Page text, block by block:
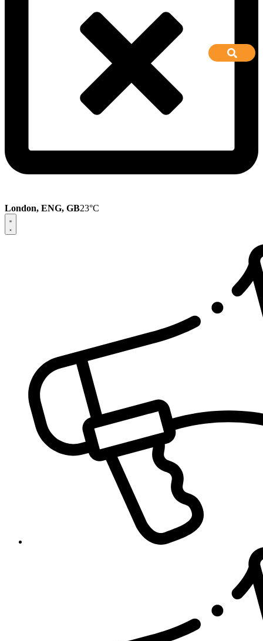
London, ENG, GB23°C